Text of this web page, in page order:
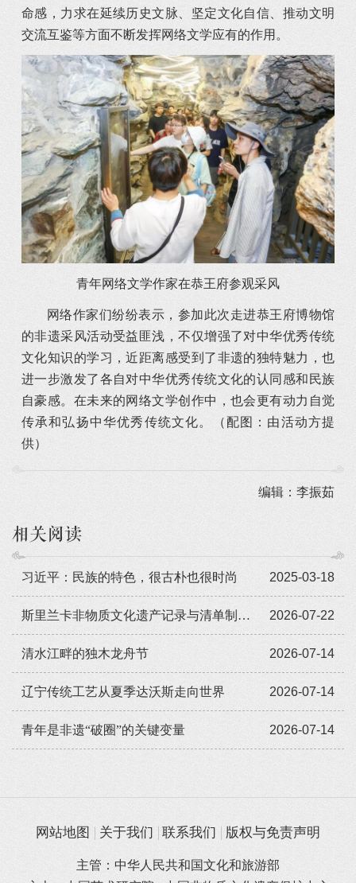
命感，力求在延续历史文脉、坚定文化自信、推动文明
交流互鉴等方面不断发挥网络文学应有的作用。
青年网络文学作家在恭王府参观采风
网络作家们纷纷表示，参加此次走进恭王府博物馆
的非遗采风活动受益匪浅，不仅增强了对中华优秀传统
文化知识的学习，近距离感受到了非遗的独特魅力，也
进一步激发了各自对中华优秀传统文化的认同感和民族
自豪感。在未来的网络文学创作中，也会更有动力自觉
传承和弘扬中华优秀传统文化。
（配图：由活动方提
供）
编辑：李振茹
相关阅读
2025-03-18
习近平：民族的特色，很古朴也很时尚
2026-07-22
斯里兰卡非物质文化遗产记录与清单制定培训工作坊（第三期）在斯里兰卡萨巴拉加穆瓦省举办
2026-07-14
清水江畔的独木龙舟节
2026-07-14
辽宁传统工艺从夏季达沃斯走向世界
2026-07-14
​青年是非遗“破圈”的关键变量
网站地图 关于我们 联系我们 版权与免责声明
主管：中华人民共和国文化和旅游部